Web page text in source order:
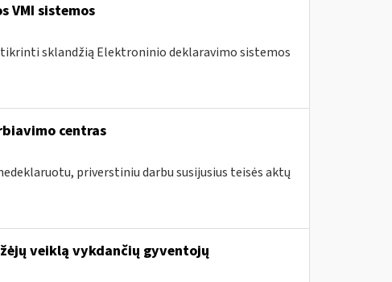
VMI sistemos
sklandžią Elektroninio deklaravimo sistemos
centras
priverstiniu darbu susijusius teisės aktų
veiklą vykdančių gyventojų